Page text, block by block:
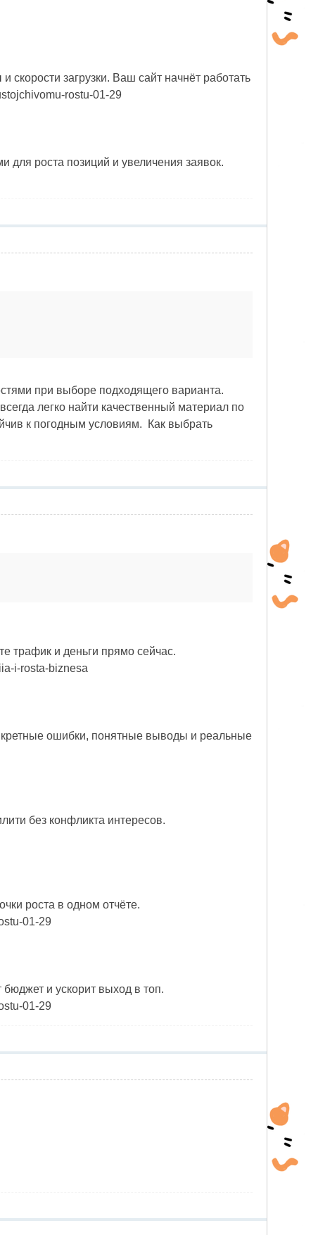
скорости загрузки. Ваш сайт начнёт работать
rostu-01-29
для роста позиций и увеличения заявок.
при выборе подходящего варианта.
легко найти качественный материал по
к погодным условиям. Как выбрать
трафик и деньги прямо сейчас.
i-rosta-biznesa
ошибки, понятные выводы и реальные
без конфликта интересов.
роста в одном отчёте.
01-29
и ускорит выход в топ.
01-29